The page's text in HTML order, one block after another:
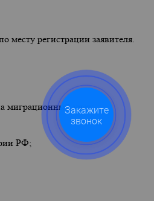
регистрации заявителя.
миграционный учет;
РФ;
Закажите
звонок